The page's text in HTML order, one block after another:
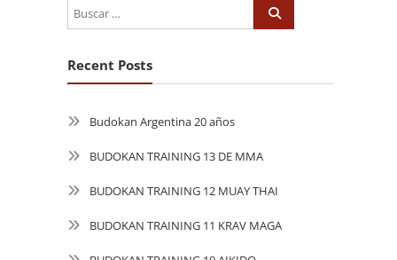
Recent Posts
Budokan Argentina 20 años
BUDOKAN TRAINING 13 DE MMA
BUDOKAN TRAINING 12 MUAY THAI
BUDOKAN TRAINING 11 KRAV MAGA